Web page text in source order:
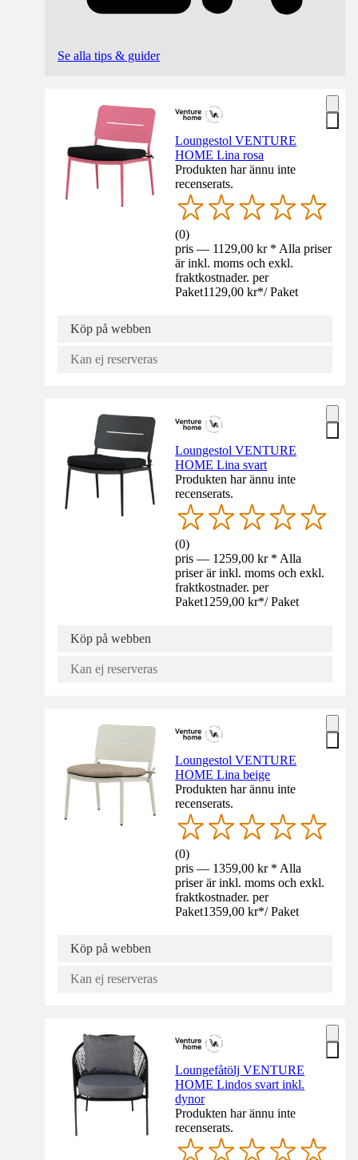
Se alla tips & guider
Loungestol VENTURE
HOME Lina rosa
Produkten har ännu inte
recenserats.
(0)
pris — 1129,00 kr * Alla priser
är inkl. moms och exkl.
fraktkostnader. per
Paket1129,00 kr*/ Paket
Köp på webben
Kan ej reserveras
Loungestol VENTURE
HOME Lina svart
Produkten har ännu inte
recenserats.
(0)
pris — 1259,00 kr * Alla
priser är inkl. moms och exkl.
fraktkostnader. per
Paket1259,00 kr*/ Paket
Köp på webben
Kan ej reserveras
Loungestol VENTURE
HOME Lina beige
Produkten har ännu inte
recenserats.
(0)
pris — 1359,00 kr * Alla
priser är inkl. moms och exkl.
fraktkostnader. per
Paket1359,00 kr*/ Paket
Köp på webben
Kan ej reserveras
Loungefåtölj VENTURE
HOME Lindos svart inkl.
dynor
Produkten har ännu inte
recenserats.